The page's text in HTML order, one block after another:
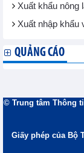
Xuất khẩu nông
Xuất nhập khẩu
QUẢNG CÁO
© Trung tâm Thông
Giấy phép của Bộ